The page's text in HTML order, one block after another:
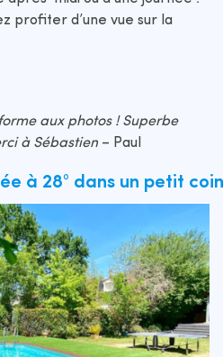
profiter d’une vue sur la
aux photos ! Superbe
à Sébastien – Paul
à 28° dans un petit